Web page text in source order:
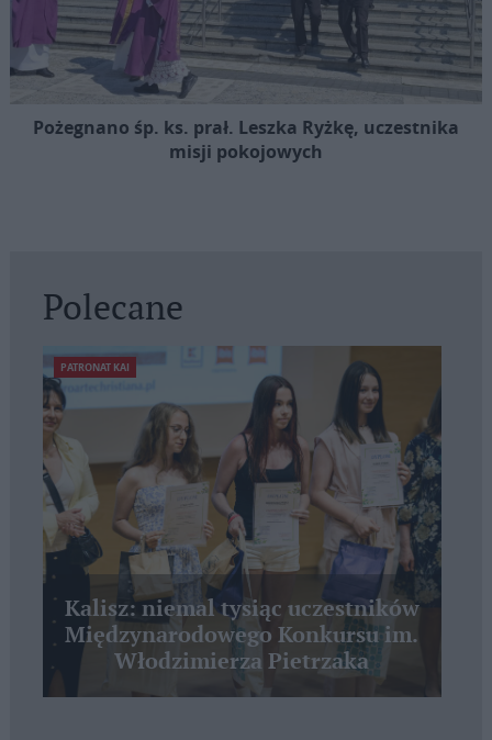
Pożegnano śp. ks. prał. Leszka Ryżkę, uczestnika
misji pokojowych
Polecane
PATRONAT KAI
Kalisz: niemal tysiąc uczestników
Międzynarodowego Konkursu im.
Włodzimierza Pietrzaka